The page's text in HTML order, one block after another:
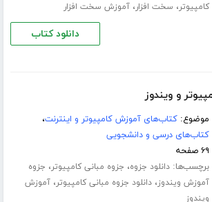
کامپیوتر، سخت افزار،آموزش سخت افزار
دانلود کتاب
و ویندوز
موضوع:کتاب‌های آموزش کامپیوتر و اینترنت،
کتاب‌های درسی و دانشجویی
۶۹ صفحه
برچسب‌ها:دانلود جزوه، جزوه مبانی کامپیوتر، جزوه
آموزش ویندوز،دانلود جزوه مبانی کامپیوتر،آموزش
ویندوز